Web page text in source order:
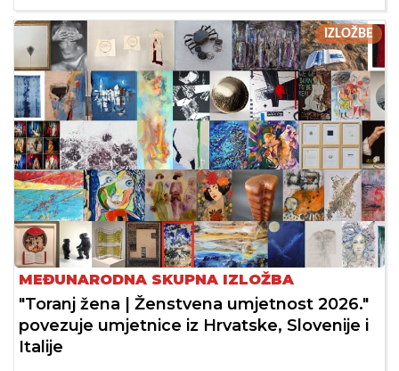
IZLOŽBE
MEĐUNARODNA SKUPNA IZLOŽBA
"Toranj žena | Ženstvena umjetnost 2026."
povezuje umjetnice iz Hrvatske, Slovenije i
Italije